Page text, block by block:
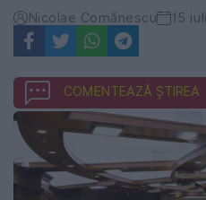
Nicolae Comănescu 15
COMENTEAZĂ ȘTIREA